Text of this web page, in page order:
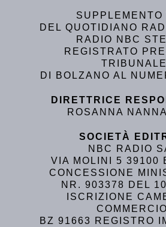
SUPPLEMENTO
DEL QUOTIDIANO
RADIO NBC
REGISTRATO
TRIBUNALE
DI BOLZANO AL
DIRETTRICE
ROSANNA
SOCIETÀ
NBC RADIO
VIA MOLINI 5 39100
CONCESSIONE
NR. 903378 DEL
ISCRIZIONE
BZ 91663 REGISTRO